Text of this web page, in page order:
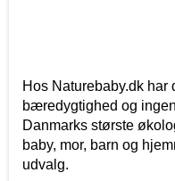
Hos Naturebaby.dk har
bæredygtighed og
Danmarks største
baby, mor, barn og
udvalg.